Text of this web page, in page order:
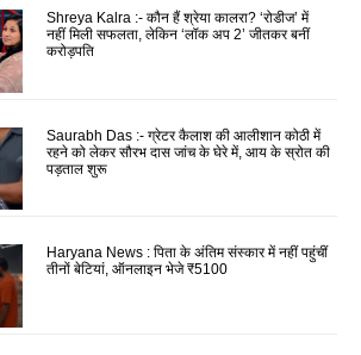
Shreya Kalra :- कौन हैं श्रेया कालरा? ‘रोडीज’ में
नहीं मिली सफलता, लेकिन ‘लॉक अप 2’ जीतकर बनीं
करोड़पति
Saurabh Das :- ग्रेटर कैलाश की आलीशान कोठी में
रहने को लेकर सौरभ दास जांच के घेरे में, आय के स्रोत की
पड़ताल शुरू
Haryana News : पिता के अंतिम संस्कार में नहीं पहुंचीं
तीनों बेटियां, ऑनलाइन भेजे ₹5100